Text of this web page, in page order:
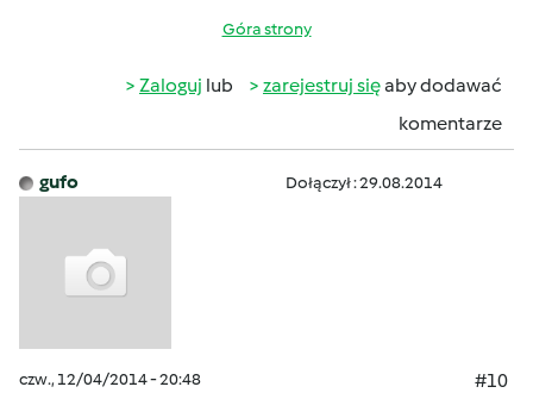
Góra strony
Zaloguj lub zarejestruj sięaby dodawać
komentarze
gufo Dołączył : 29.08.2014
czw., 12/04/2014 - 20:48
#10